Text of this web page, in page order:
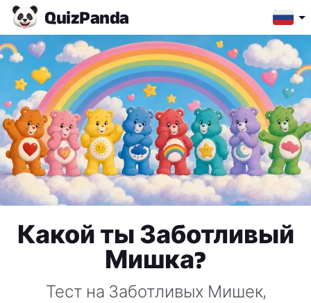
QuizPanda
Какой ты Заботливый
Мишка?
Тест на Заботливых Мишек,